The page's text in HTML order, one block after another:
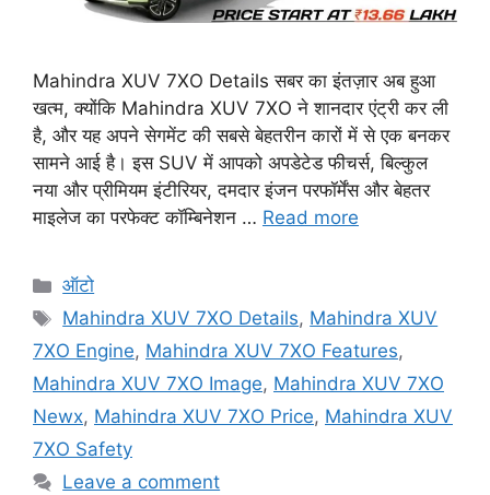
Mahindra XUV 7XO Details सबर का इंतज़ार अब हुआ
खत्म, क्योंकि Mahindra XUV 7XO ने शानदार एंट्री कर ली
है, और यह अपने सेगमेंट की सबसे बेहतरीन कारों में से एक बनकर
सामने आई है। इस SUV में आपको अपडेटेड फीचर्स, बिल्कुल
नया और प्रीमियम इंटीरियर, दमदार इंजन परफॉर्मेंस और बेहतर
माइलेज का परफेक्ट कॉम्बिनेशन … Read more
Categories
ऑटो
Tags
Mahindra XUV 7XO Details, Mahindra XUV
7XO Engine, Mahindra XUV 7XO Features,
Mahindra XUV 7XO Image, Mahindra XUV 7XO
Newx, Mahindra XUV 7XO Price, Mahindra XUV
7XO Safety
Leave a comment